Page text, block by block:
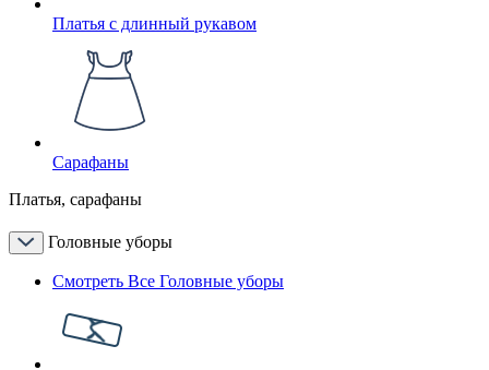
Платья с длинный рукавом
Сарафаны
Платья, сарафаны
Головные уборы
Смотреть Все Головные уборы